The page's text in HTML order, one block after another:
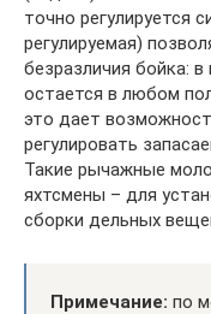
точно регулируется
регулируемая)
безразличия бойка:
остается в любом
это дает
регулировать
Такие рычажные
яхтсмены – для
сборки дельных
Примечание: по